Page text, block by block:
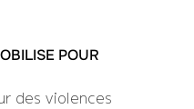
POUR
des violences